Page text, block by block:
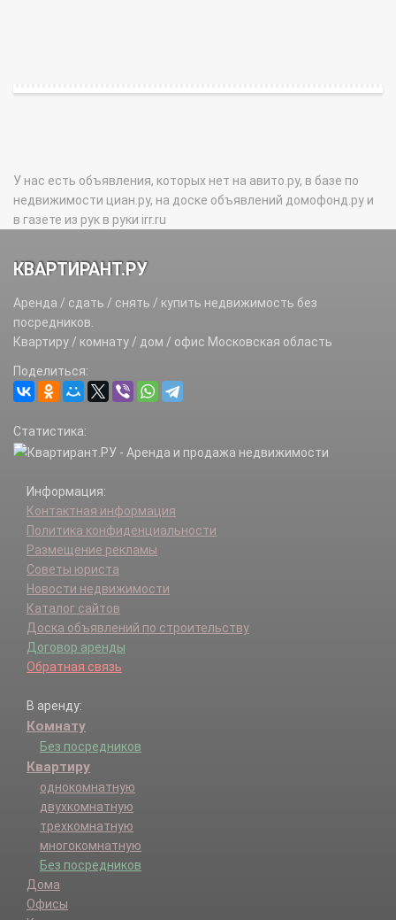
У нас есть объявления, которых нет на авито.ру, в базе по
недвижимости циан.ру, на доске объявлений домофонд.ру и
в газете из рук в руки irr.ru
КВАРТИРАНТ.РУ
Аренда / сдать / снять / купить недвижимость без
посредников.
Квартиру / комнату / дом / офис Московская область
Поделиться:
Статистика:
Информация:
Контактная информация
Политика конфиденциальности
Размещение рекламы
Советы юриста
Новости недвижимости
Каталог сайтов
Доска объявлений по строительству
Договор аренды
Обратная связь
В аренду:
Комнату
Без посредников
Квартиру
однокомнатную
двухкомнатную
трехкомнатную
многокомнатную
Без посредников
Дома
Офисы